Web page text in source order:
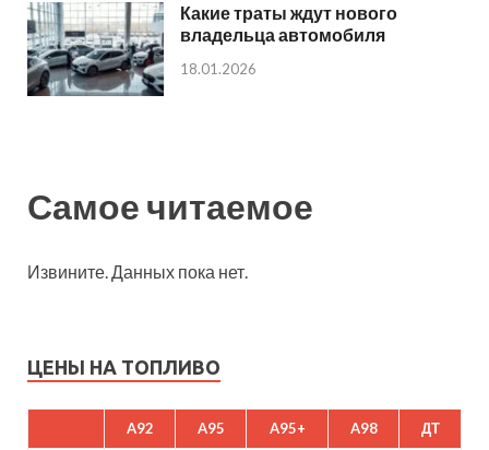
Какие траты ждут нового
владельца автомобиля
18.01.2026
Самое читаемое
Извините. Данных пока нет.
ЦЕНЫ НА ТОПЛИВО
A92 A95 A95+ A98 ДТ